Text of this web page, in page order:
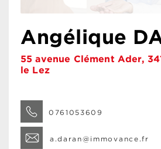
Angélique
55 avenue Clément Ader,
le Lez
0761053609
a.daran@immovance.fr